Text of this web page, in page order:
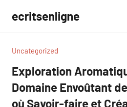
contenu
ecritsenligne
Uncategorized
Exploration
Domaine Envoûtant
où Savoir-faire et